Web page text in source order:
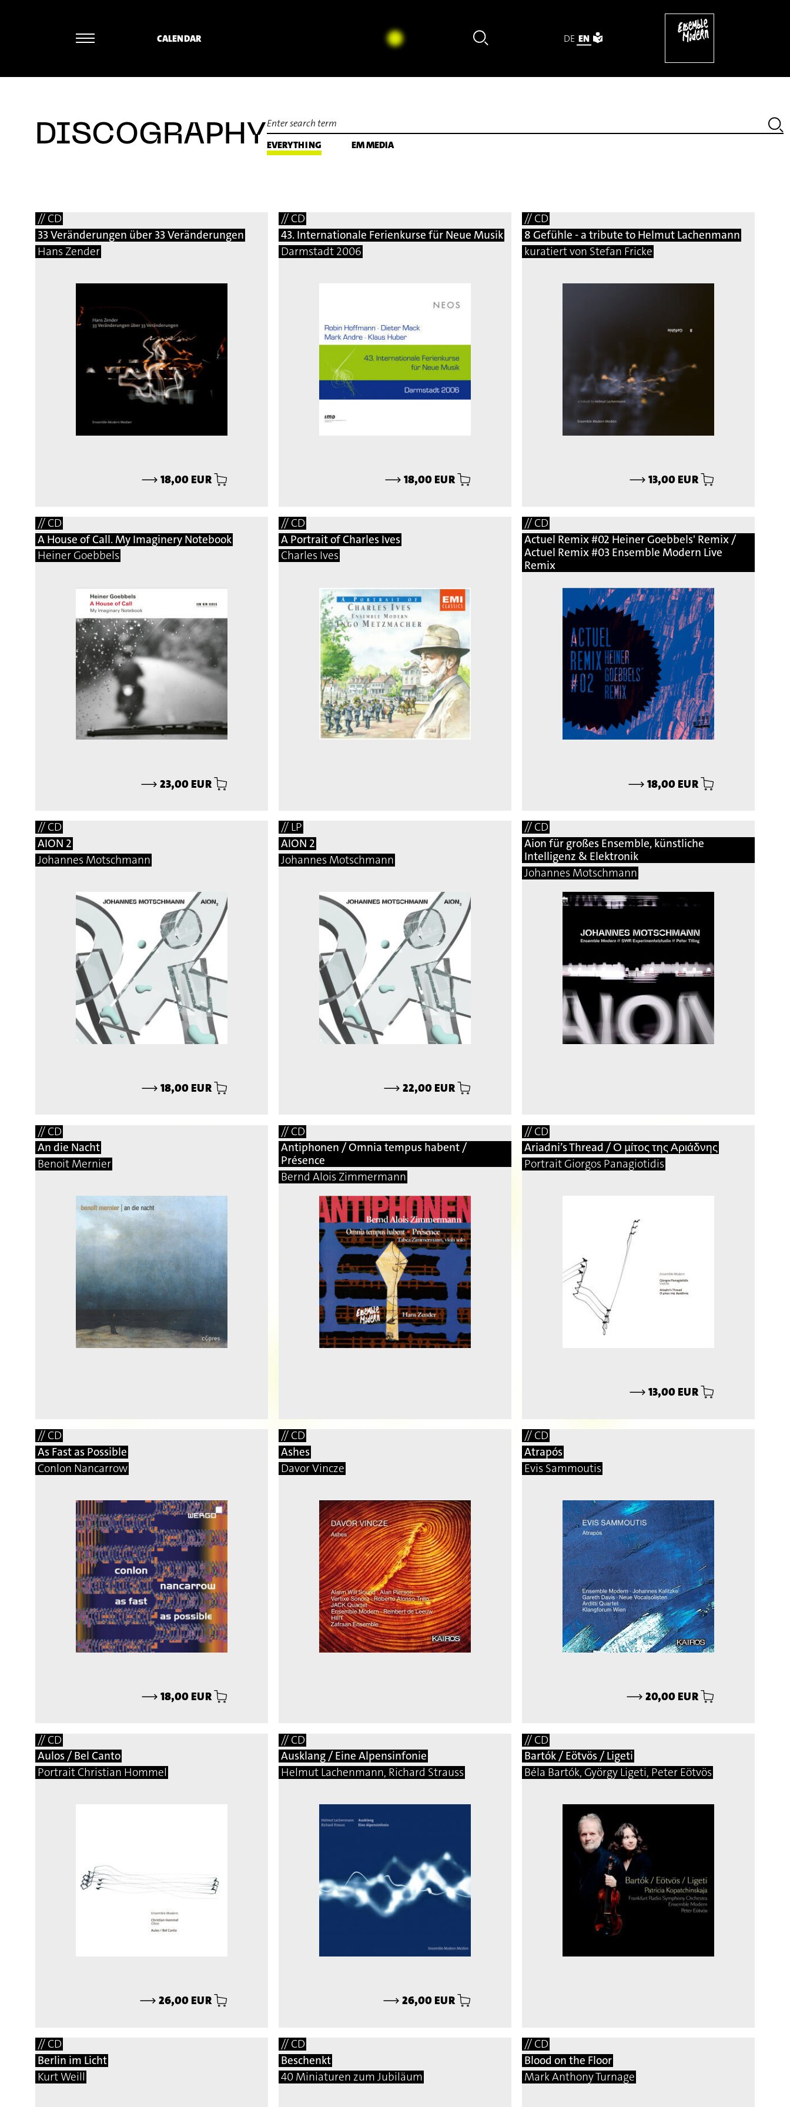
CALENDAR DE EN
DISCOGRAPHYEVERYTHING EM MEDIA
// CD
33 Veränderungen über 33 Veränderungen
Hans Zender
⟶ 18,00 EUR
// CD
43. Internationale Ferienkurse für Neue Musik
Darmstadt 2006
⟶ 18,00 EUR
// CD
8 Gefühle - a tribute to Helmut Lachenmann
kuratiert von Stefan Fricke
⟶ 13,00 EUR
// CD
A House of Call. My Imaginery Notebook
Heiner Goebbels
⟶ 23,00 EUR
// CD
A Portrait of Charles Ives
Charles Ives
// CD
Actuel Remix #02 Heiner Goebbels' Remix /
Actuel Remix #03 Ensemble Modern Live
Remix
⟶ 18,00 EUR
// CD
AION 2
Johannes Motschmann
⟶ 18,00 EUR
// LP
AION 2
Johannes Motschmann
⟶ 22,00 EUR
// CD
Aion für großes Ensemble, künstliche
Intelligenz & Elektronik
Johannes Motschmann
// CD
An die Nacht
Benoit Mernier
// CD
Antiphonen / Omnia tempus habent /
Présence
Bernd Alois Zimmermann
// CD
Ariadni’s Thread / Ο μίτος της Αριάδνης
Portrait Giorgos Panagiotidis
⟶ 13,00 EUR
// CD
As Fast as Possible
Conlon Nancarrow
⟶ 18,00 EUR
// CD
Ashes
Davor Vincze
// CD
Atrapós
Evis Sammoutis
⟶ 20,00 EUR
// CD
Aulos / Bel Canto
Portrait Christian Hommel
⟶ 26,00 EUR
// CD
Ausklang / Eine Alpensinfonie
Helmut Lachenmann, Richard Strauss
⟶ 26,00 EUR
// CD
Bartók / Eötvös / Ligeti
Béla Bartók, György Ligeti, Peter Eötvös
// CD
Berlin im Licht
Kurt Weill
// CD
Beschenkt
40 Miniaturen zum Jubiläum
// CD
Blood on the Floor
Mark Anthony Turnage